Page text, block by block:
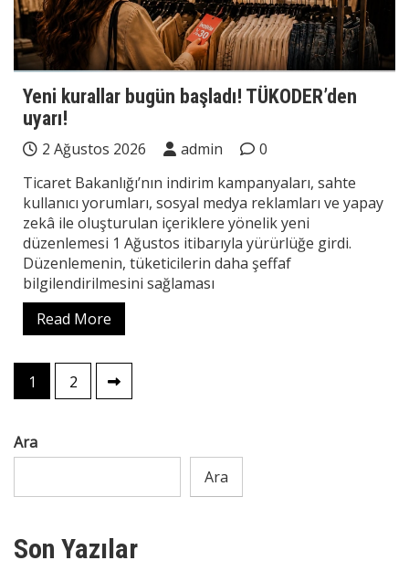
Yeni kurallar bugün başladı! TÜKODER’den
uyarı!
2 Ağustos 2026 admin
0
Ticaret Bakanlığı’nın indirim kampanyaları, sahte
kullanıcı yorumları, sosyal medya reklamları ve yapay
zekâ ile oluşturulan içeriklere yönelik yeni
düzenlemesi 1 Ağustos itibarıyla yürürlüğe girdi.
Düzenlemenin, tüketicilerin daha şeffaf
bilgilendirilmesini sağlaması
Read More
Yazı
sayfalaması
1 2
Ara
Ara
Son Yazılar